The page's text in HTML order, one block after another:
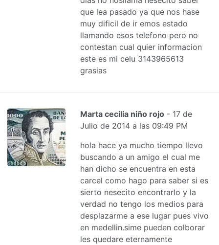
que lea pasado ya que nos hase
muy dificil de ir emos estado
llamando esos telefono pero no
contestan cual quier informacion
este es mi celu 3143965613
grasias
Marta cecilia niño rojo - 17 de
Julio de 2014 a las 09:49 PM
hola hace ya mucho tiempo llevo
buscando a un amigo el cual me
han dicho se encuentra en esta
carcel como hago para saber si es
sierto nesecito encontrarlo y la
verdad no tengo los medios para
desplazarme a ese lugar pues vivo
en medellin.sime pueden colborar
les quedare eternamente